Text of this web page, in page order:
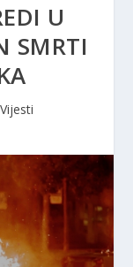
U
SMRTI
Vijesti